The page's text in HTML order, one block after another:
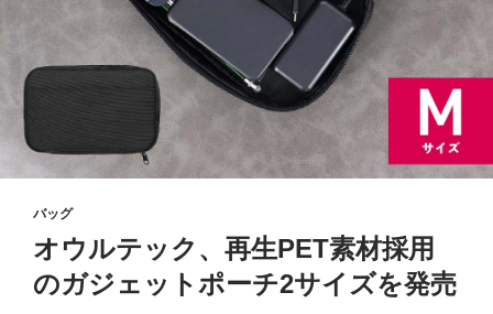
バッグ
オウルテック、再生PET素材採用
のガジェットポーチ2サイズを発売